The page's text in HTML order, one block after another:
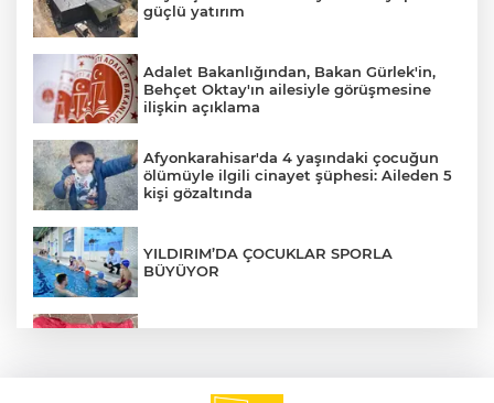
güçlü yatırım
Adalet Bakanlığından, Bakan Gürlek'in,
Behçet Oktay'ın ailesiyle görüşmesine
ilişkin açıklama
Afyonkarahisar'da 4 yaşındaki çocuğun
ölümüyle ilgili cinayet şüphesi: Aileden 5
kişi gözaltında
YILDIRIM’DA ÇOCUKLAR SPORLA
BÜYÜYOR